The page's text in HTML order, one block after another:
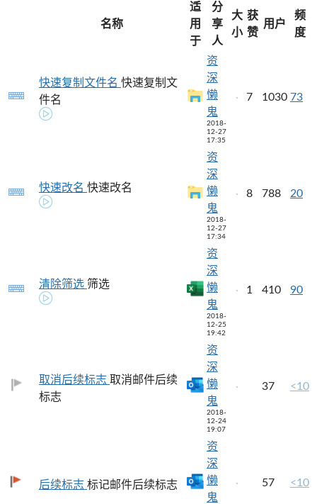
名称
适
用
于
分
享
人
大
小
获
赞
用户
频
度
快速复制文件名 快速复制文
件名
资
深
懒
鬼
2018-
12-27
17:35
7 1030 73
快速改名 快速改名
资
深
懒
鬼
2018-
12-27
17:34
8 788 20
清除筛选 筛选
资
深
懒
鬼
2018-
12-25
19:42
1 410 90
取消后续标志 取消邮件后续
标志
资
深
懒
鬼
2018-
12-24
19:07
37 <10
后续标志 标记邮件后续标志
资
深
懒
鬼
57 <10